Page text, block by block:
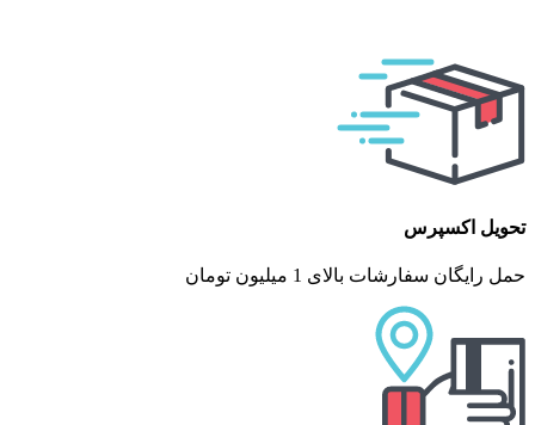
تحویل اکسپرس
حمل رایگان سفارشات بالای 1 میلیون تومان